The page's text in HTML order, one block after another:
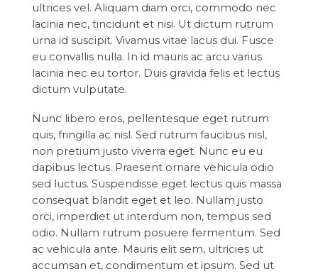
ultrices vel. Aliquam diam orci, commodo nec
lacinia nec, tincidunt et nisi. Ut dictum rutrum
urna id suscipit. Vivamus vitae lacus dui. Fusce
eu convallis nulla. In id mauris ac arcu varius
lacinia nec eu tortor. Duis gravida felis et lectus
dictum vulputate.
Nunc libero eros, pellentesque eget rutrum
quis, fringilla ac nisl. Sed rutrum faucibus nisl,
non pretium justo viverra eget. Nunc eu eu
dapibus lectus. Praesent ornare vehicula odio
sed luctus. Suspendisse eget lectus quis massa
consequat blandit eget et leo. Nullam justo
orci, imperdiet ut interdum non, tempus sed
odio. Nullam rutrum posuere fermentum. Sed
ac vehicula ante. Mauris elit sem, ultricies ut
accumsan et, condimentum et ipsum. Sed ut